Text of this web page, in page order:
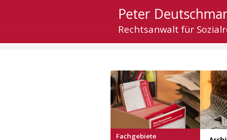
Peter
Rechtsanwalt für
Fachgebiete